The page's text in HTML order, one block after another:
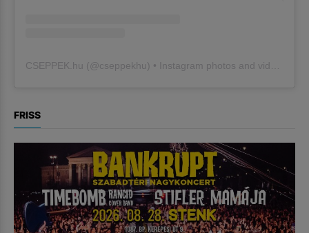
CSEPPEK.hu (@cseppekhu ) • Instagram photos and videos
FRISS